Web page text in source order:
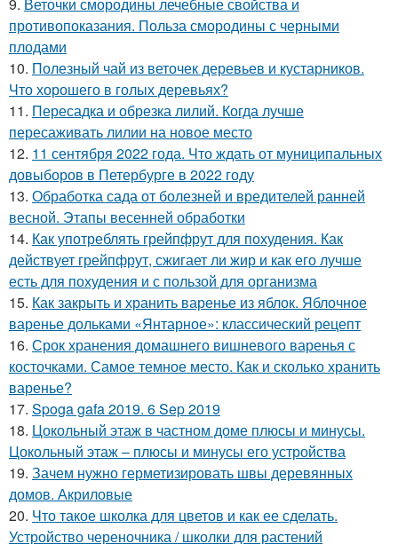
противопоказания. Польза смородины с черными
плодами
10. Полезный чай из веточек деревьев и кустарников.
Что хорошего в голых деревьях?
11. Пересадка и обрезка лилий. Когда лучше
пересаживать лилии на новое место
12. 11 сентября 2022 года. Что ждать от муниципальных
довыборов в Петербурге в 2022 году
13. Обработка сада от болезней и вредителей ранней
весной. Этапы весенней обработки
14. Как употреблять грейпфрут для похудения. Как
действует грейпфрут, сжигает ли жир и как его лучше
есть для похудения и с пользой для организма
15. Как закрыть и хранить варенье из яблок. Яблочное
варенье дольками «Янтарное»: классический рецепт
16. Срок хранения домашнего вишневого варенья с
косточками. Самое темное место. Как и сколько хранить
варенье?
17. Spoga gafa 2019. 6 Sep 2019
18. Цокольный этаж в частном доме плюсы и минусы.
Цокольный этаж – плюсы и минусы его устройства
19. Зачем нужно герметизировать швы деревянных
домов. Акриловые
20. Что такое школка для цветов и как ее сделать.
Устройство череночника / школки для растений